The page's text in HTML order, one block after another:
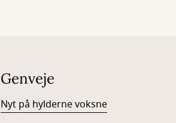
Genveje
Nyt på hylderne voksne